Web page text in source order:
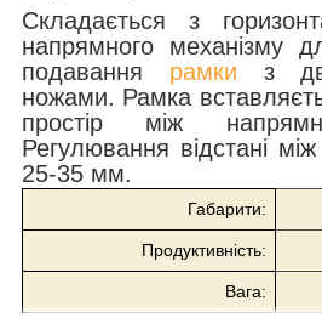
Складається з
напрямного механізму
подавання рамки з
ножами. Рамка
простір між
Регулювання відстані
25-35 мм.
Габарити:
Продуктивність:
Вага: